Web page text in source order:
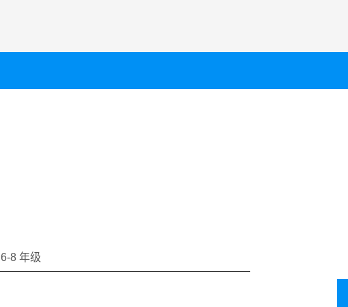
6-8 年级